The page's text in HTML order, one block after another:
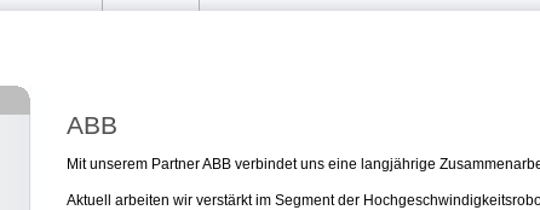
ABB
Mit unserem Partner ABB verbindet uns eine langjährige
Aktuell arbeiten wir verstärkt im Segment der